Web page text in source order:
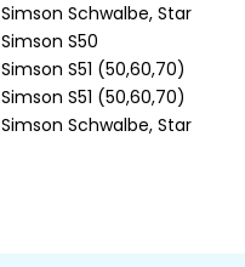
Simson Schwalbe, Star
Simson S50
Simson S51 (50,60,70)
Simson S51 (50,60,70)
Simson Schwalbe, Star